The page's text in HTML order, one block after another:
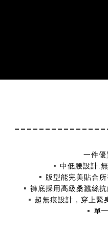
一件優
▪️ 中低腰設計.
▪️ 版型能完美貼合
▪️ 褲底採用高級桑蠶絲
▪️ 超無痕設計，穿上緊
▪️ 單